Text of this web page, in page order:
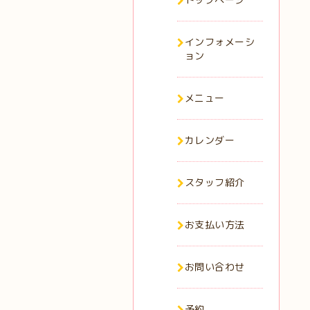
インフォメーシ
ョン
メニュー
カレンダー
スタッフ紹介
お支払い方法
お問い合わせ